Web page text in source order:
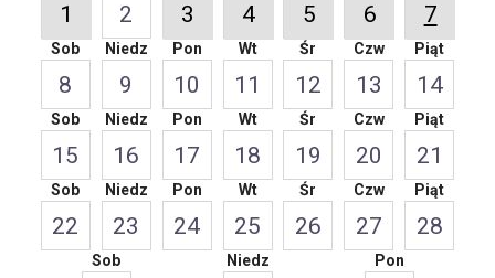
1 2 3 4 5 6 7
Sob
8
Niedz
9
Pon
10
Wt
11
Śr
12
Czw
13
Piąt
14
Sob
15
Niedz
16
Pon
17
Wt
18
Śr
19
Czw
20
Piąt
21
Sob
22
Niedz
23
Pon
24
Wt
25
Śr
26
Czw
27
Piąt
28
Sob Niedz Pon